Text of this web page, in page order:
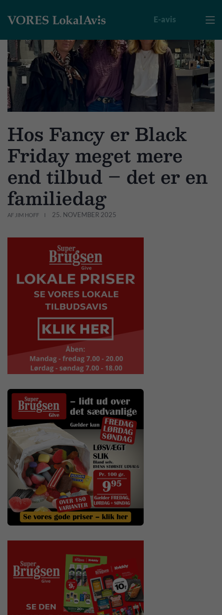

E-avis
Hos Fancy er Black
Friday meget mere
end tilbud – det er en
familiedag
AF JIM HOFF 25. NOVEMBER 2025